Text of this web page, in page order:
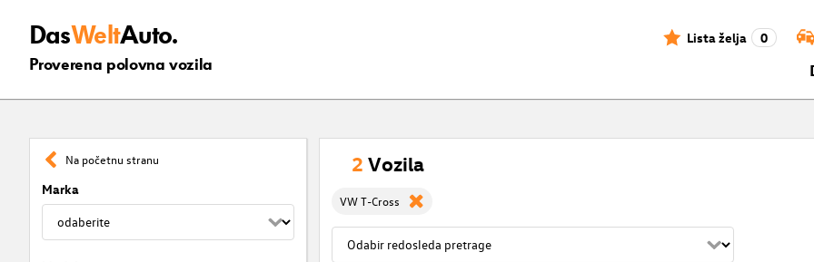
DasWeltAuto.
Proverena polovna vozila
Lista želja 0
Na početnu stranu
Marka
2 Vozila
VW T-Cross